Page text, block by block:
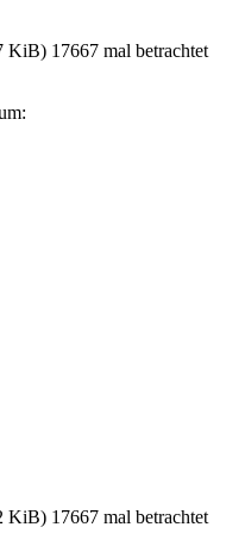
KiB) 17667 mal betrachtet
KiB) 17667 mal betrachtet